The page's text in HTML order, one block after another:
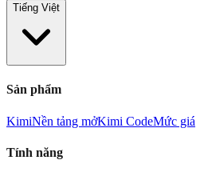
Tiếng Việt
Sản phẩm
KimiNền tảng mởKimi CodeMức giá
Tính năng